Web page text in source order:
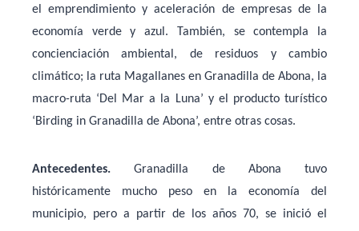
el emprendimiento y aceleración de empresas de la
economía verde y azul. También, se contempla la
concienciación ambiental, de residuos y cambio
climático; la ruta Magallanes en Granadilla de Abona, la
macro-ruta ‘Del Mar a la Luna’ y el producto turístico
‘Birding in Granadilla de Abona’, entre otras cosas.
Antecedentes.Granadilla de Abona tuvo
históricamente mucho peso en la economía del
municipio, pero a partir de los años 70, se inició el